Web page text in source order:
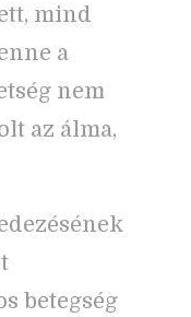
mind
a
nem
az álma,
betegség